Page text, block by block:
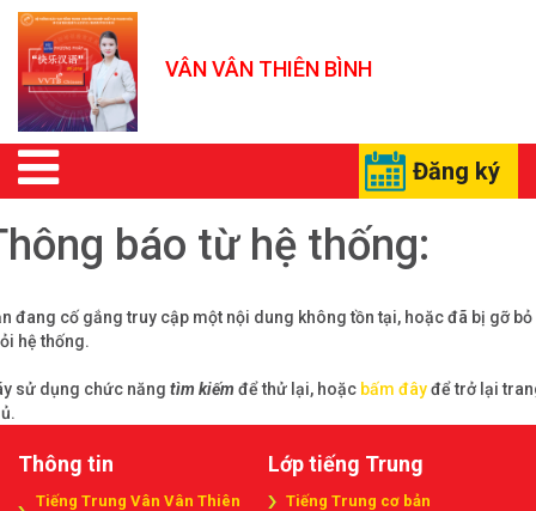
VÂN VÂN THIÊN BÌNH
Đăng ký
báo từ hệ thống:
đang cố gắng truy cập một nội dung không tồn tại, hoặc đã bị gỡ bỏ
hệ thống.
sử dụng chức năng tìm kiếm để thử lại, hoặc bấm đâyđể trở lại
Thông tin
Tiếng Trung Vân Vân Thiên
Lớp tiếng Trung
Tiếng Trung cơ bản